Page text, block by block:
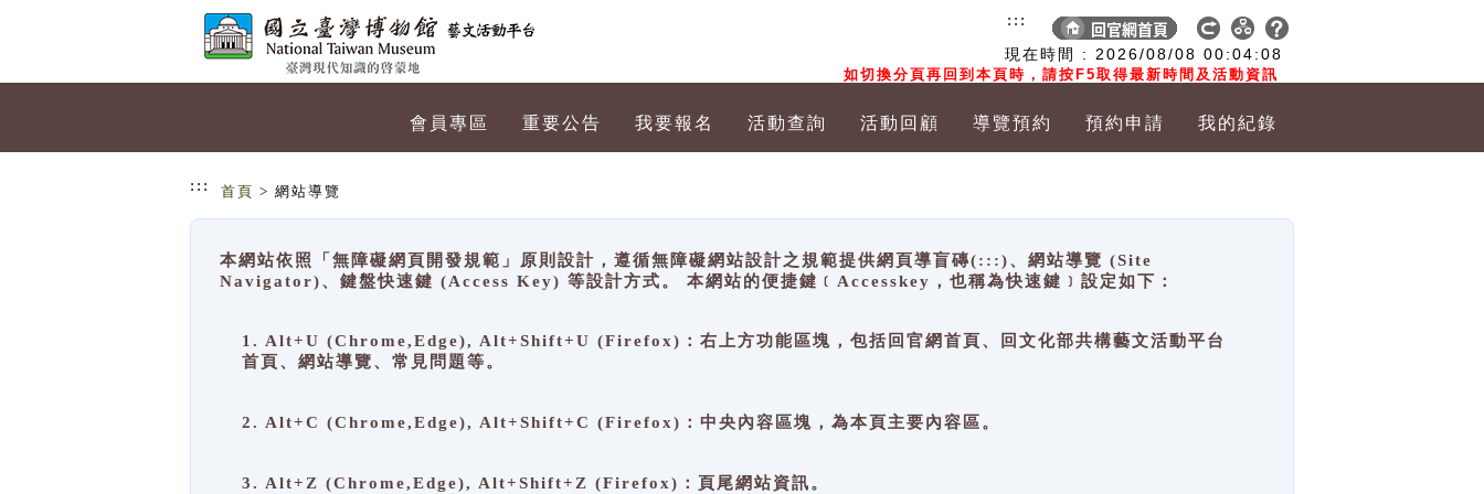
現在時間 : 2026/08/08 00:04:08
如切換分頁再回到本頁時，請按F5取得最新時間及活動資訊
:::
會員專區 重要公告 我要報名 活動查詢 活動回顧 導覽預約 預約申請 我的紀錄
::: 首頁 > 網站導覽
本網站依照「無障礙網頁開發規範」原則設計，遵循無障礙網站設計之規範提供網頁導盲磚(:::)、網站導覽 (Site
Navigator)、鍵盤快速鍵 (Access Key) 等設計方式。 本網站的便捷鍵﹝Accesskey，也稱為快速鍵﹞設定如下：
1. Alt+U (Chrome,Edge), Alt+Shift+U (Firefox)：右上方功能區塊，包括回官網首頁、回文化部共構藝文活動平台
首頁、網站導覽、常見問題等。
2. Alt+C (Chrome,Edge), Alt+Shift+C (Firefox)：中央內容區塊，為本頁主要內容區。
3. Alt+Z (Chrome,Edge), Alt+Shift+Z (Firefox)：頁尾網站資訊。